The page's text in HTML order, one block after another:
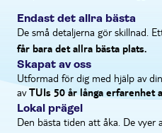
Elektronisk biljett
Private group
Rullstolsanpassad
Klädkod
Endast det allra bästa
De små detaljerna gör skillnad.
får bara det allra bästa plats.
Skapat av oss
Utformad för dig med hjälp av
av TUIs 50 år långa erfarenhet
Lokal prägel
Den bästa tiden att åka. De vyer